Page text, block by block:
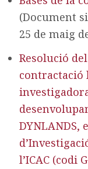
(Document
25 de maig
Resolució
contractació
DYNLANDS,
l’ICAC (codi